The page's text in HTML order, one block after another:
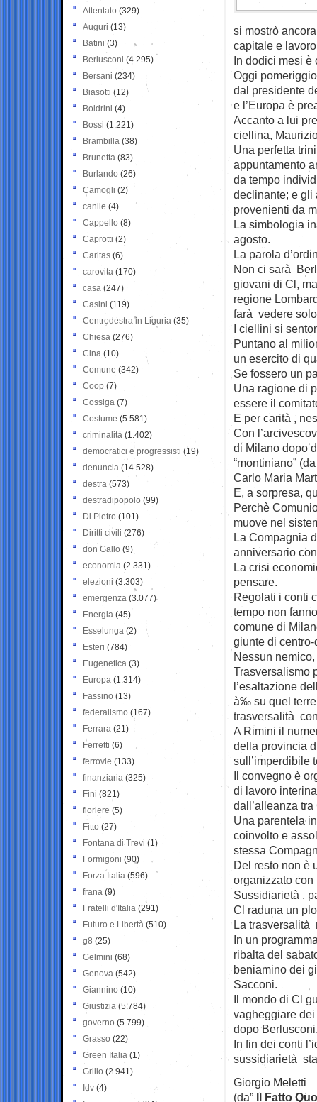
si mostrò
capitale e
In dodici mesi è
Oggi
dal presidente
e l’Europa è
Accanto a lui
ciellina,
Una perfetta
appuntamento
da tempo
declinante; e gli
provenienti da
La simbologia
agosto.
La parola
Non ci sarà
giovani di Cl,
regione
farà vedere
I ciellini si
Puntano al
un esercito di
Se fossero un
Una ragione di
essere il
E per carità ,
Con
di Milano dopo
“montiniano”
Carlo Maria
E, a sorpresa,
Perchè
muove nel
La Compagnia
anniversario
La crisi
pensare.
Regolati i conti
tempo non
comune di
giunte di
Nessun
Trasversalismo
l’esaltazione
à‰ su quel
trasversalità
A Rimini il
della provincia
sull’imperdibile
Il convegno è
di lavoro
dall’alleanza
Una parentela
coinvolto e
stessa
Del resto non è
organizzato con
Sussidiarietà ,
Cl raduna un
La trasversalità
In un
ribalta del
beniamino dei
Sacconi.
Il mondo di Cl
vagheggiare
dopo
In fin dei conti
sussidiarietà
Giorgio Meletti
(da” Il Fatto
Attentato (329)
Auguri (13)
Batini (3)
Berlusconi (4.295)
Bersani (234)
Biasotti (12)
Boldrini (4)
Bossi (1.221)
Brambilla (38)
Brunetta (83)
Burlando (26)
Camogli (2)
canile (4)
Cappello (8)
Caprotti (2)
Caritas (6)
carovita (170)
casa (247)
Casini (119)
Centrodestra in Liguria (35)
Chiesa (276)
Cina (10)
Comune (342)
Coop (7)
Cossiga (7)
Costume (5.581)
criminalità (1.402)
democratici e progressisti (19)
denuncia (14.528)
destra (573)
destradipopolo (99)
Di Pietro (101)
Diritti civili (276)
don Gallo (9)
economia (2.331)
elezioni (3.303)
emergenza (3.077)
Energia (45)
Esselunga (2)
Esteri (784)
Eugenetica (3)
Europa (1.314)
Fassino (13)
federalismo (167)
Ferrara (21)
Ferretti (6)
ferrovie (133)
finanziaria (325)
Fini (821)
fioriere (5)
Fitto (27)
Fontana di Trevi (1)
Formigoni (90)
Forza Italia (596)
frana (9)
Fratelli d'Italia (291)
Futuro e Libertà (510)
g8 (25)
Gelmini (68)
Genova (542)
Giannino (10)
Giustizia (5.784)
governo (5.799)
Grasso (22)
Green Italia (1)
Grillo (2.941)
Idv (4)